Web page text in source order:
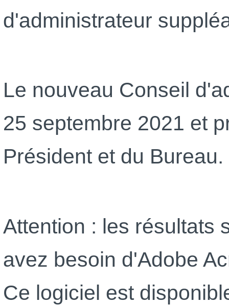
d'administrateur
Le nouveau Conseil
25 septembre 2021 et
Président et du Bureau.
Attention : les résultats
avez besoin d'Adobe
Ce logiciel est